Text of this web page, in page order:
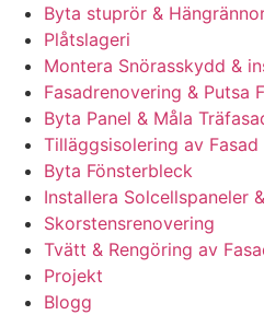
Byta stuprör &
Plåtslageri
Montera Snörasskydd &
Fasadrenovering & Putsa
Byta Panel & Måla
Tilläggsisolering av
Byta Fönsterbleck
Installera Solcellspaneler
Skorstensrenovering
Tvätt & Rengöring av
Projekt
Blogg